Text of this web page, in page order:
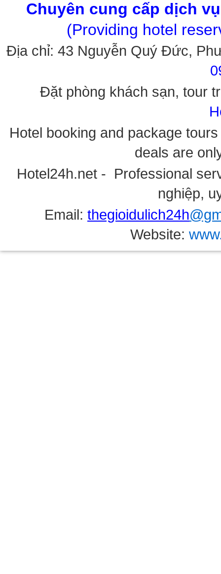
Chuyên cung cấp dịch
(Providing hotel
Địa chỉ: 43 Nguyễn Quý Đức,
Đặt phòng khách sạn, tour
Hotel booking and package
deals are
Hotel24h.net - Professional
nghiệp,
Email: thegioidulich24h
Website: